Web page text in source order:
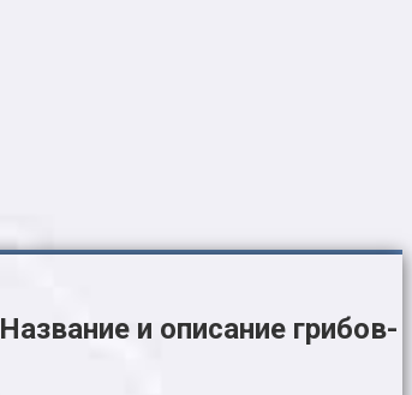
и описание грибов-